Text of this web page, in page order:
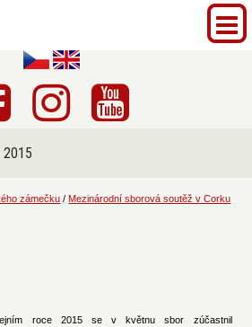
2015
zámečku / Mezinárodní sborová soutěž v Corku
roce 2015 se v květnu sbor zúčastnil